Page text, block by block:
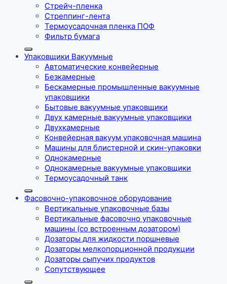
Стрейч-пленка
Стреппинг-лента
Термоусадочная пленка ПОФ
Фильтр бумага
Упаковщики Вакуумные
Автоматические конвейерные
Безкамерные
Бескамерные промышленные вакуумные
упаковщики
Бытовые вакуумные упаковщики
Двух камерные вакуумные упаковщики
Двухкамерные
Конвейерная вакуум упаковочная машина
Машины для блистерной и скин-упаковки
Однокамерные
Однокамерные вакуумные упаковщики
Термоусадочный танк
Фасовочно-упаковочное оборудование
Вертикальные упаковочные базы
Вертикальные фасовочно упаковочные
машины (со встроенным дозатором)
Дозаторы для жидкости поршневые
Дозаторы мелкопорционной продукции
Дозаторы сыпучих продуктов
Сопутствующее